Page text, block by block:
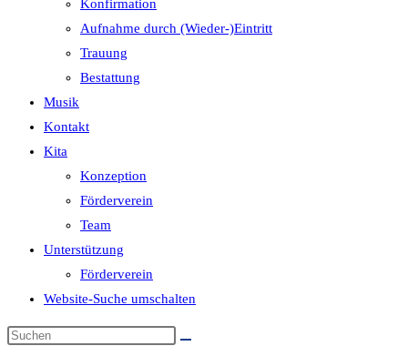
Konfirmation
Aufnahme durch (Wieder-)Eintritt
Trauung
Bestattung
Musik
Kontakt
Kita
Konzeption
Förderverein
Team
Unterstützung
Förderverein
Website-Suche umschalten